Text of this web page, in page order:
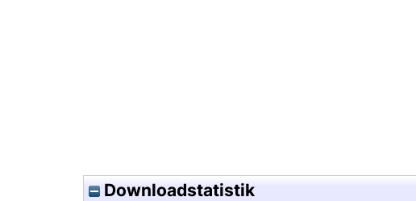
Downloadstatistik